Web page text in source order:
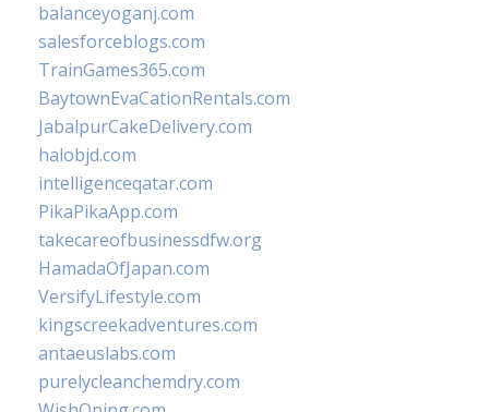
balanceyoganj.com
salesforceblogs.com
TrainGames365.com
BaytownEvaCationRentals.com
JabalpurCakeDelivery.com
halobjd.com
intelligenceqatar.com
PikaPikaApp.com
takecareofbusinessdfw.org
HamadaOfJapan.com
VersifyLifestyle.com
kingscreekadventures.com
antaeuslabs.com
purelycleanchemdry.com